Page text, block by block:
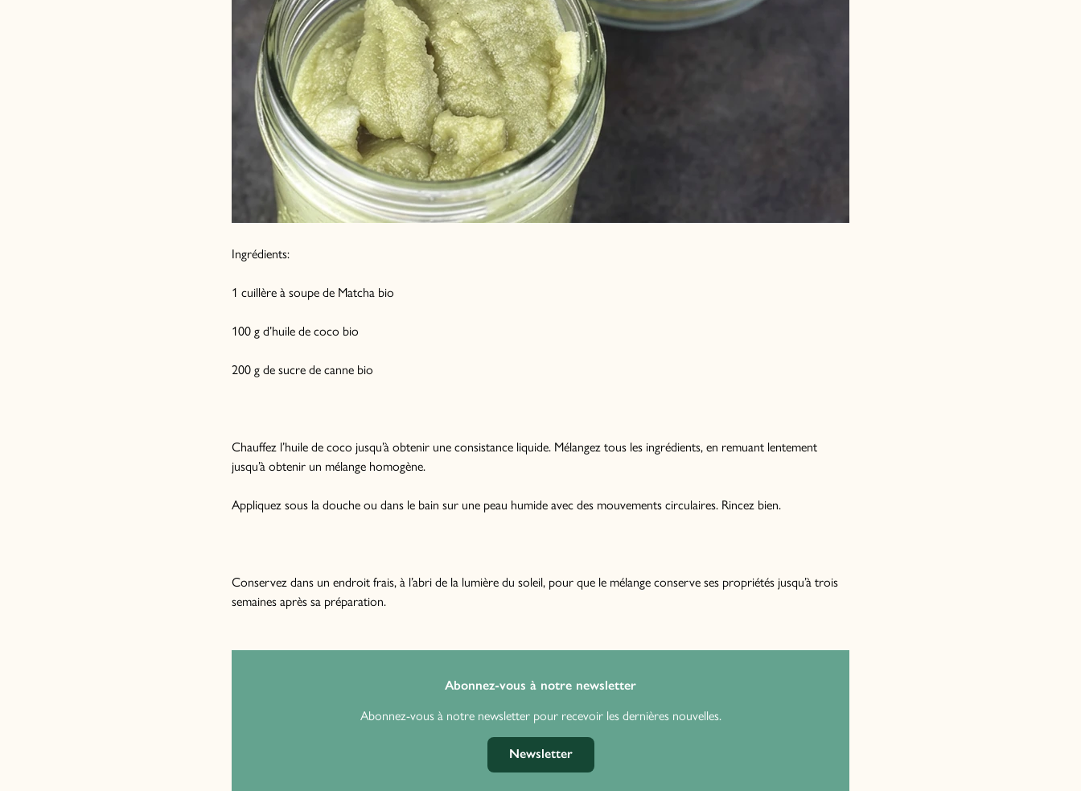
Ingrédients:
1 cuillère à soupe de Matcha bio
100 g d’huile de coco bio
200 g de sucre de canne bio
Chauffez l’huile de coco jusqu’à obtenir une consistance liquide. Mélangez tous les ingrédients, en remuant lentement
jusqu’à obtenir un mélange homogène.
Appliquez sous la douche ou dans le bain sur une peau humide avec des mouvements circulaires. Rincez bien.
Conservez dans un endroit frais, à l’abri de la lumière du soleil, pour que le mélange conserve ses propriétés jusqu’à trois
semaines après sa préparation.
Abonnez-vous à notre newsletter
Abonnez-vous à notre newsletter pour recevoir les dernières nouvelles.
Newsletter